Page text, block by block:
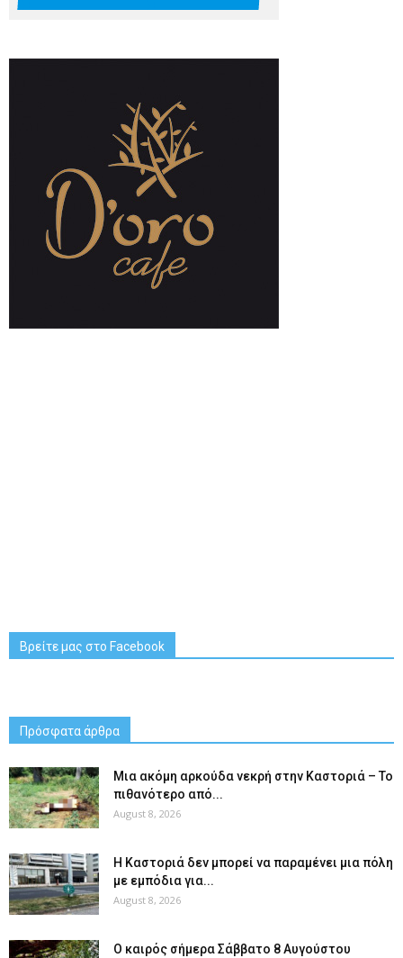
Βρείτε μας στο Facebook
Πρόσφατα άρθρα
Μια ακόμη αρκούδα νεκρή στην Καστοριά – Το
πιθανότερο από...
August 8, 2026
Η Καστοριά δεν μπορεί να παραμένει μια πόλη
με εμπόδια για...
August 8, 2026
Ο καιρός σήμερα Σάββατο 8 Αυγούστου